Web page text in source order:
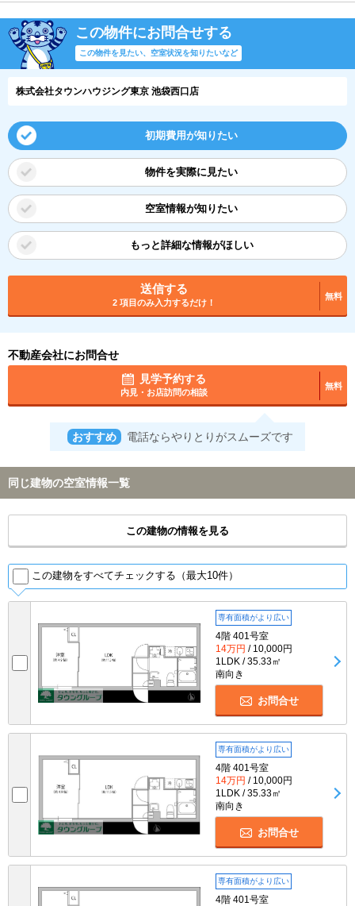
この物件にお問合せする
この物件を見たい、空室状況を知りたいなど
株式会社タウンハウジング東京 池袋西口店
初期費用が知りたい
物件を実際に見たい
空室情報が知りたい
もっと詳細な情報がほしい
送信する
2 項目のみ入力するだけ！
無料
不動産会社にお問合せ
見学予約する
内見・お店訪問の相談
無料
おすすめ 電話ならやりとりがスムーズです
同じ建物の空室情報一覧
この建物の情報を見る
この建物をすべてチェックする（最大10件）
専有面積がより広い
4階 401号室
14万円 / 10,000円
1LDK / 35.33㎡
南向き
お問合せ
専有面積がより広い
4階 401号室
14万円 / 10,000円
1LDK / 35.33㎡
南向き
お問合せ
専有面積がより広い
4階 401号室